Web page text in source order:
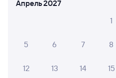
Апрель 2027
1
5 6 7 8
12 13 14 15